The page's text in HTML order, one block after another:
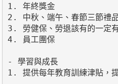
1. 年終獎金
2. 中秋、端午、春節三節禮
3. 勞健保、勞退該有的一定
4. 員工團保
- 學習與成長
1. 提供每年教育訓練津貼，